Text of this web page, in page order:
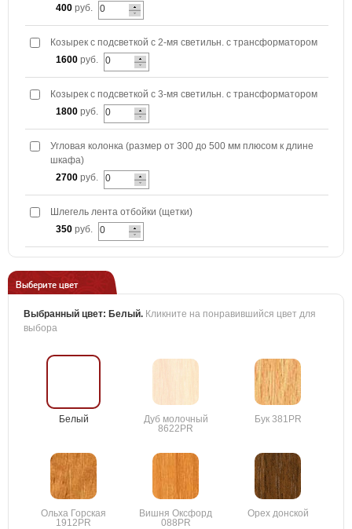
400 руб.
Козырек с подсветкой с 2-мя светильн. с трансформатором
1600 руб.
Козырек с подсветкой с 3-мя светильн. с трансформатором
1800 руб.
Угловая колонка (размер от 300 до 500 мм плюсом к длине
шкафа)
2700 руб.
Шлегель лента отбойки (щетки)
350 руб.
Выберите цвет
Выбранный цвет: Белый. Кликните на понравившийся цвет для
выбора
Белый
Дуб молочный
8622PR
Бук 381PR
Ольха Горская
1912PR
Вишня Оксфорд
088PR
Орех донской